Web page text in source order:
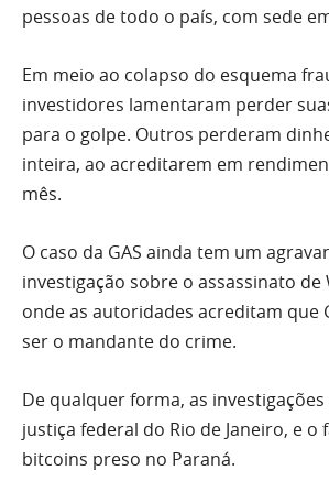
pessoas de todo o país, com sede
Em meio ao colapso do esquema
investidores lamentaram perder
para o golpe. Outros perderam
inteira, ao acreditarem em
mês.
O caso da GAS ainda tem um
investigação sobre o assassinato de
onde as autoridades acreditam que
ser o mandante do crime.
De qualquer forma, as
justiça federal do Rio de Janeiro, e o
bitcoins preso no Paraná.